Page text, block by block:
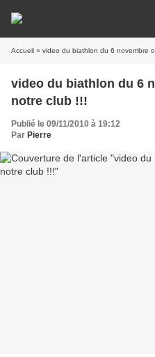
Accueil » video du biathlon du 6 novembre
video du biathlon du 6
notre club !!!
Publié le 09/11/2010 à 19:12
Par Pierre